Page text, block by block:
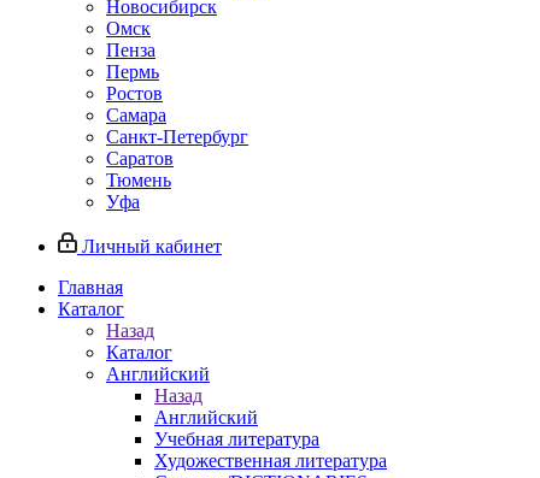
Новосибирск
Омск
Пенза
Пермь
Ростов
Самара
Санкт-Петербург
Саратов
Тюмень
Уфа
Личный кабинет
Главная
Каталог
Назад
Каталог
Английский
Назад
Английский
Учебная литература
Художественная литература